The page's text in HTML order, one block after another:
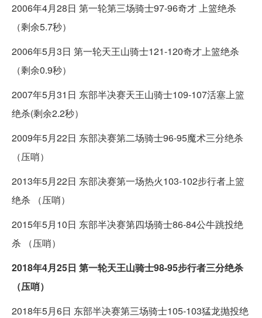
2006年4月28日 第一轮第三场骑士97-96奇才 上篮绝杀
（剩余5.7秒）
2006年5月3日 第一轮天王山骑士121-120奇才上篮绝杀
（剩余0.9秒）
2007年5月31日 东部半决赛天王山骑士109-107活塞上篮
绝杀(剩余2.2秒）
2009年5月22日 东部决赛第二场骑士96-95魔术三分绝杀
（压哨）
2013年5月22日 东部决赛第一场热火103-102步行者上篮
绝杀 （压哨）
2015年5月10日 东部半决赛第四场骑士86-84公牛跳投绝
杀 （压哨）
2018年4月25日 第一轮天王山骑士98-95步行者三分绝杀
（压哨）
2018年5月6日 东部半决赛第三场骑士105-103猛龙抛投绝